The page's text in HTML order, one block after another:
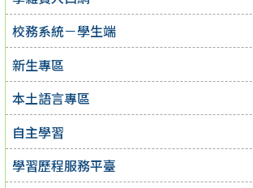
校務系統－學生端
新生專區
本土語言專區
自主學習
學習歷程服務平臺